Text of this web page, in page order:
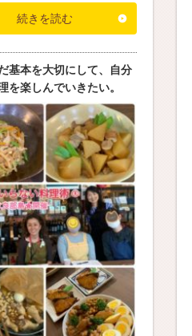
続きを読む
基本を大切にして、自分
を楽しんでいきたい。